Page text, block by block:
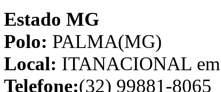
Estado MG
Polo: PALMA(MG)
Local: ITANACIONAL
Telefone:(32) 99881-8065